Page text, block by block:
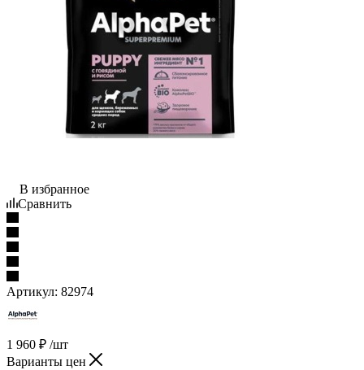
В избранное
Сравнить
Артикул: 82974
1 960 ₽ /шт
Варианты цен